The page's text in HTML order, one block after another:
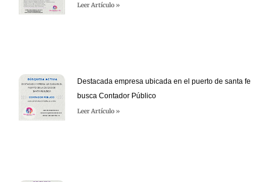
Leer Artículo »
Destacada empresa ubicada en el puerto de santa fe
busca Contador Público
Leer Artículo »